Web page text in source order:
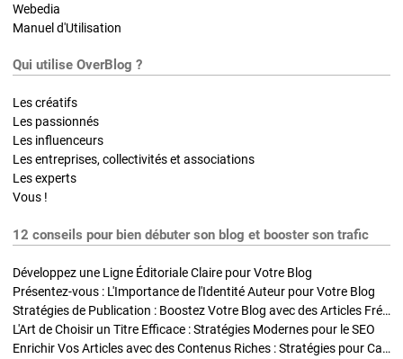
Webedia
Manuel d'Utilisation
Qui utilise OverBlog ?
Les créatifs
Les passionnés
Les influenceurs
Les entreprises, collectivités et associations
Les experts
Vous !
12 conseils pour bien débuter son blog et booster son trafic
Développez une Ligne Éditoriale Claire pour Votre Blog
Présentez-vous : L'Importance de l'Identité Auteur pour Votre Blog
Stratégies de Publication : Boostez Votre Blog avec des Articles Fréquents et Exclusifs
L'Art de Choisir un Titre Efficace : Stratégies Modernes pour le SEO
Enrichir Vos Articles avec des Contenus Riches : Stratégies pour Captiver et Optimiser